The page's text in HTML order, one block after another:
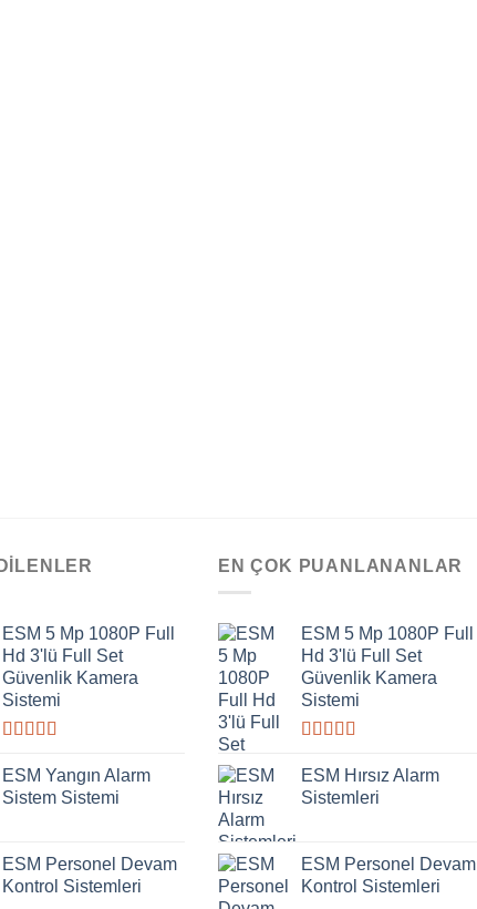
ESM 5 Mp 1080P Full
Hd 3'lü Full Set
Güvenlik Kamera
Sistemi
üzerinden
4.00oy
aldı
ESM Yangın Alarm
Sistem Sistemi
ESM Personel Devam
Kontrol Sistemleri
EN ÇOK PUANLANANLAR
ESM 5 Mp 1080P Full
Hd 3'lü Full Set
Güvenlik Kamera
Sistemi
üzerinden
4.00oy
aldı
ESM Hırsız Alarm
Sistemleri
ESM Personel Devam
Kontrol Sistemleri